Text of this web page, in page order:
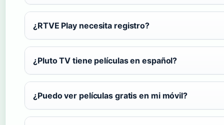
¿RTVE Play necesita registro?
¿Pluto TV tiene películas en español?
¿Puedo ver películas gratis en mi móvil?